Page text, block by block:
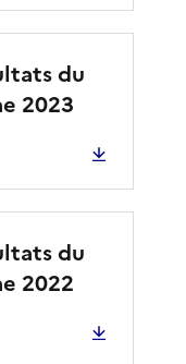
du
2023
du
2022